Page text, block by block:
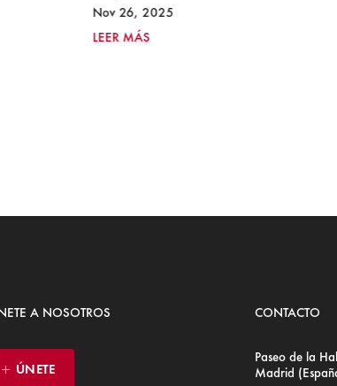
Nov 26, 2025
LEER MÁS
A NOSOTROS
ÚNETE
CONTACTO
Paseo de la
Madrid